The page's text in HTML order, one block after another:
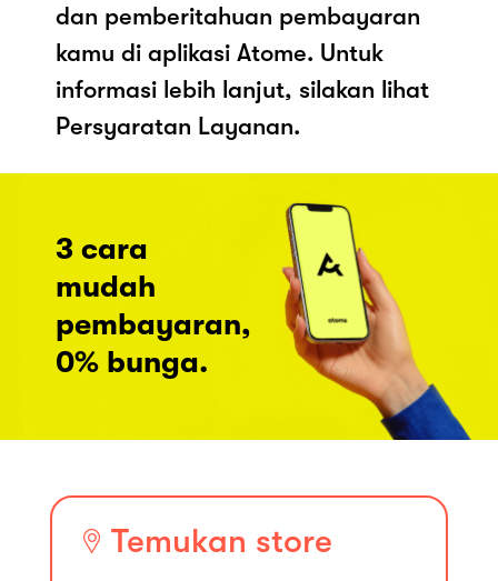
dan pemberitahuan pembayaran
kamu di aplikasi Atome. Untuk
informasi lebih lanjut, silakan lihat
Persyaratan Layanan.
3 cara
mudah
pembayaran,
0% bunga.
Temukan store